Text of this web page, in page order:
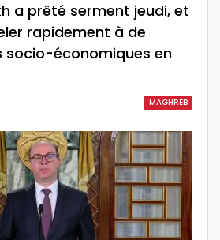
a prêté serment jeudi, et
rapidement à de
socio-économiques en
MAGHREB